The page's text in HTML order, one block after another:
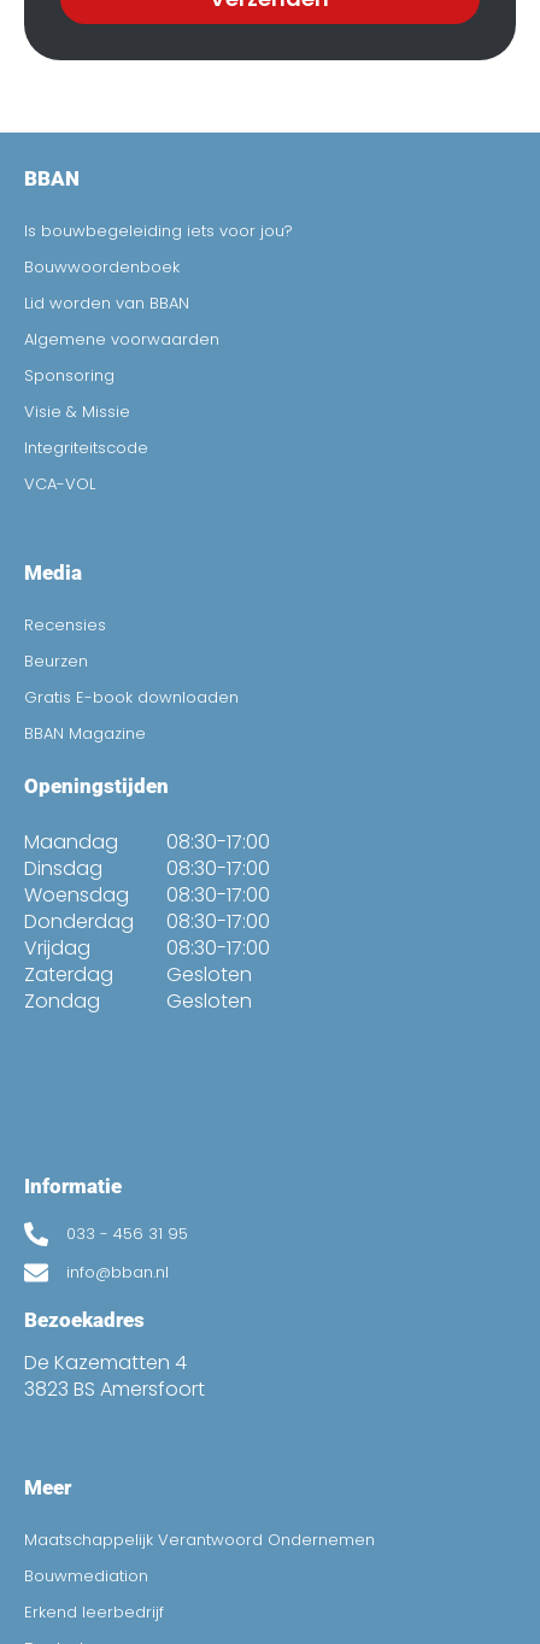
BBAN
Is bouwbegeleiding iets voor jou?
Bouwwoordenboek
Lid worden van BBAN
Algemene voorwaarden
Sponsoring
Visie & Missie
Integriteitscode
VCA-VOL
Media
Recensies
Beurzen
Gratis E-book downloaden
BBAN Magazine
Openingstijden
Maandag
Dinsdag
Woensdag
Donderdag
Vrijdag
Zaterdag
Zondag
08:30-17:00
08:30-17:00
08:30-17:00
08:30-17:00
08:30-17:00
Gesloten
Gesloten
Informatie
033 - 456 31 95
info@bban.nl
Bezoekadres
De Kazematten 4
3823 BS Amersfoort
Meer
Maatschappelijk Verantwoord Ondernemen
Bouwmediation
Erkend leerbedrijf